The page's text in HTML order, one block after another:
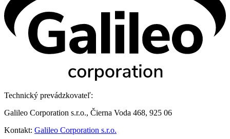
Technický prevádzkovateľ:
Galileo Corporation s.r.o., Čierna Voda 468, 925 06
Kontakt: Galileo Corporation s.r.o.